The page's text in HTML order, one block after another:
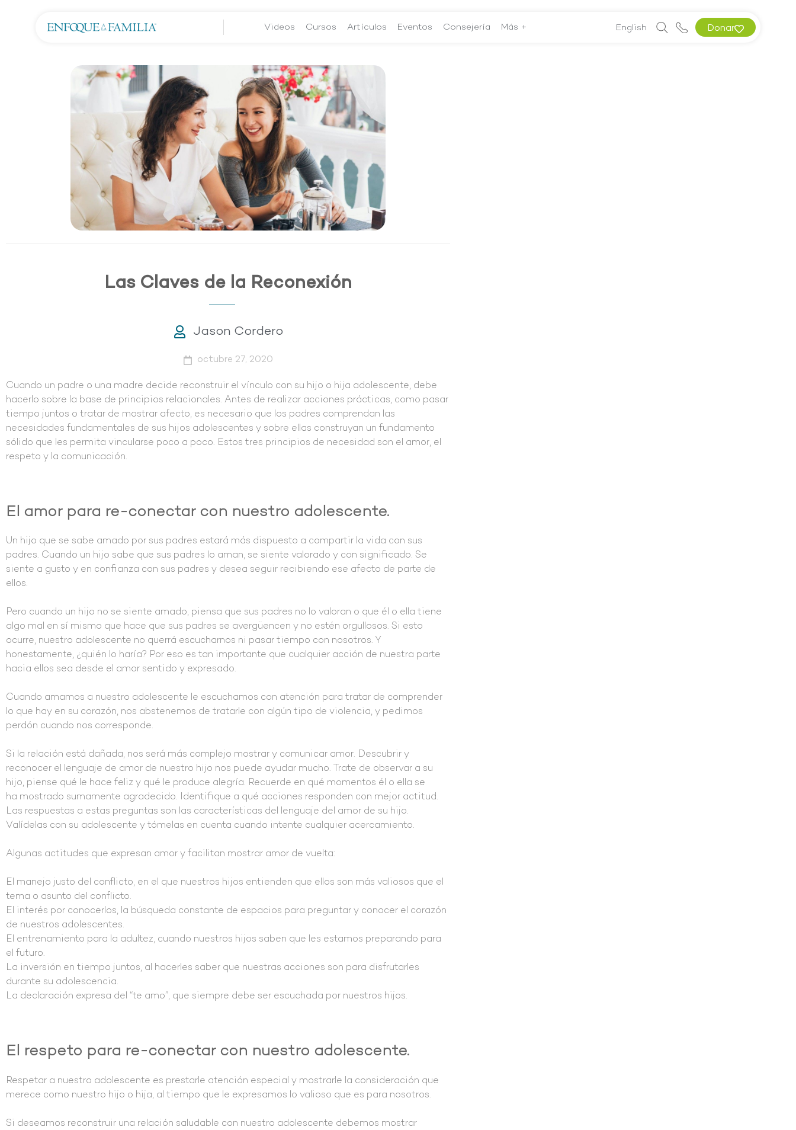
Videos Cursos Artículos Eventos Consejería Más + English Donar
Las Claves de la Reconexión
Jason Cordero
octubre 27, 2020
Cuando un padre o una madre decide reconstruir el vínculo con su hijo o hija adolescente, debe
hacerlo sobre la base de principios relacionales. Antes de realizar acciones prácticas, como pasar
tiempo juntos o tratar de mostrar afecto, es necesario que los padres comprendan las
necesidades fundamentales de sus hijos adolescentes y sobre ellas construyan un fundamento
sólido que les permita vincularse poco a poco. Estos tres principios de necesidad son el amor, el
respeto y la comunicación.
El amor para re-conectarcon nuestro adolescente.
Un hijo que se sabe amado por sus padres estará más dispuesto a compartir la vida con sus
padres. Cuando un hijo sabe que sus padres lo aman, se siente valorado y con significado. Se
siente a gusto y en confianza con sus padres y desea seguir recibiendo ese afecto de parte de
ellos.
Pero cuando un hijo no se siente amado, piensa que sus padres no lo valoran o que él o ella tiene
algo mal en sí mismo que hace que sus padres se avergüencen y no estén orgullosos. Si esto
ocurre, nuestro adolescente no querrá escucharnos ni pasar tiempo con nosotros. Y
honestamente, ¿quién lo haría? Por eso es tan importante que cualquier acción de nuestra parte
hacia ellos sea desde el amor sentido y expresado.
Cuando amamos a nuestro adolescente le escuchamos con atención para tratar de comprender
lo que hay en su corazón, nos abstenemos de tratarle con algún tipo de violencia, y pedimos
perdón cuando nos corresponde.
Si la relación está dañada, nos será más complejo mostrar y comunicar amor. Descubrir y
reconocer el lenguaje de amor de nuestro hijo nos puede ayudar mucho. Trate de observar a su
hijo, piense qué le hace feliz y qué le produce alegría. Recuerde en qué momentos él o ella se
ha mostrado sumamente agradecido. Identifique a qué acciones responden con mejor actitud.
Las respuestas a estas preguntas son las características del lenguaje del amor de su hijo.
Valídelas con su adolescente y tómelas en cuenta cuando intente cualquier acercamiento.
Algunas actitudes que expresan amor y facilitan mostrar amor de vuelta:
El manejo justo del conflicto, en el que nuestros hijos entienden que ellos son más valiosos que el
tema o asunto del conflicto.
El interés por conocerlos, la búsqueda constante de espacios para preguntar y conocer el corazón
de nuestros adolescentes.
El entrenamiento para la adultez, cuando nuestros hijos saben que les estamos preparando para
el futuro.
La inversión en tiempo juntos, al hacerles saber que nuestras acciones son para disfrutarles
durante su adolescencia.
La declaración expresa del “te amo”, que siempre debe ser escuchada por nuestros hijos.
El respeto para re-conectarcon nuestro adolescente.
Respetar a nuestro adolescente es prestarle atención especial y mostrarle la consideración que
merece como nuestro hijo o hija, al tiempo que le expresamos lo valioso que es para nosotros.
Si deseamos reconstruir una relación saludable con nuestro adolescente debemos mostrar